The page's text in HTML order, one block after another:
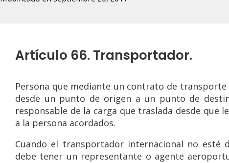
Artículo 66. Transportador.
Persona que mediante un contrato de
desde un punto de origen a un punto de
responsable de la carga que traslada desde que
a la persona acordados.
Cuando el transportador internacional no esté
debe tener un representante o agente